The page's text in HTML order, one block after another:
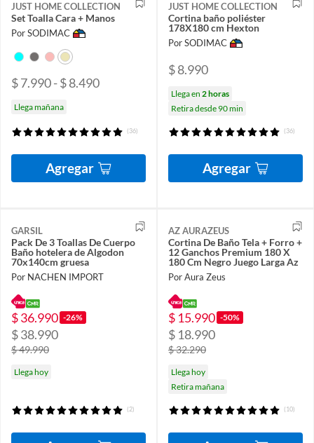
JUST HOME COLLECTION
Set Toalla Cara + Manos
Por SODIMAC
$ 7.990 - $ 8.490
Llega mañana
(36)
Agregar
JUST HOME COLLECTION
Cortina baño poliéster
178X180 cm Hexton
Por SODIMAC
$ 8.990
Llega en 2 horas
Retira desde 90 min
(36)
Agregar
GARSIL
Pack De 3 Toallas De Cuerpo
Baño hotelera de Algodon
70x140cm gruesa
Por NACHEN IMPORT
$ 36.990 -26%
$ 38.990
$ 49.990
Llega hoy
(2)
AZ AURAZEUS
Cortina De Baño Tela + Forro +
12 Ganchos Premium 180 X
180 Cm Negro Juego Larga Az
Por Aura Zeus
$ 15.990 -50%
$ 18.990
$ 32.290
Llega hoy
Retira mañana
(10)